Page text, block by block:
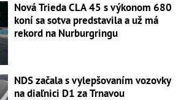
Nová Trieda CLA 45 s výkonom 680
koní sa sotva predstavila a už má
rekord na Nurburgringu
NDS začala s vylepšovaním vozovky
na diaľnici D1 za Trnavou